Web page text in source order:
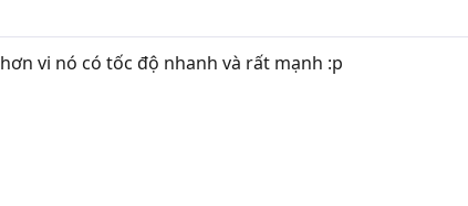
vi nó có tốc độ nhanh và rất mạnh :p